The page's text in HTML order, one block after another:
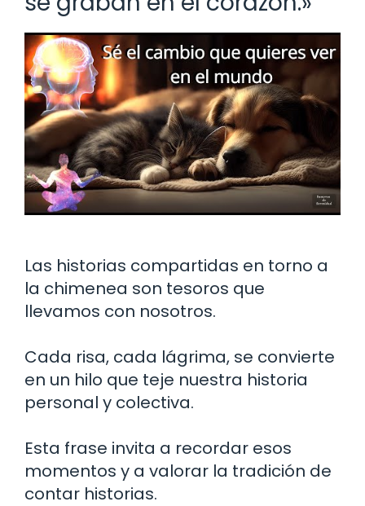
Las historias compartidas en torno a
la chimenea son tesoros que
llevamos con nosotros.
Cada risa, cada lágrima, se convierte
en un hilo que teje nuestra historia
personal y colectiva.
Esta frase invita a recordar esos
momentos y a valorar la tradición de
contar historias.